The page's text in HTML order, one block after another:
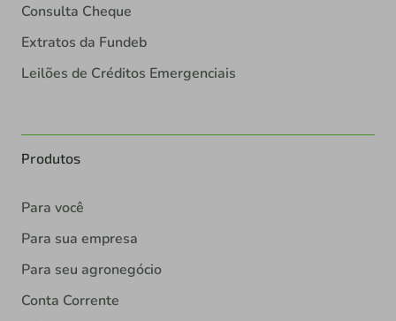
Consulta Cheque
Extratos da Fundeb
Leilões de Créditos Emergenciais
Produtos
Para você
Para sua empresa
Para seu agronegócio
Conta Corrente